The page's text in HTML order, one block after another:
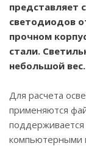
представляет
светодиодов
прочном
стали.
небольшой
Для расчета
применяются
компьютерными